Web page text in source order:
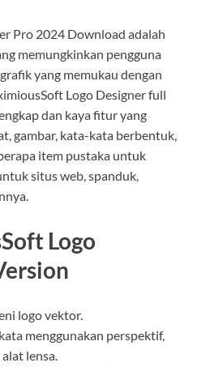
Pro 2024 Download adalah
memungkinkan pengguna
yang memukau dengan
Logo Designer full
dan kaya fitur yang
gambar, kata-kata berbentuk,
item pustaka untuk
situs web, spanduk,
Logo
logo vektor.
menggunakan perspektif,
lensa.